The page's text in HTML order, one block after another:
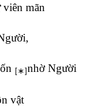
viên mãn
nhờ Người
vật